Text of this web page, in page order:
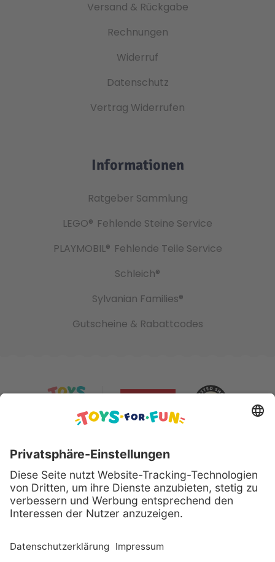
Versand & Rückgabe
Rechnungen
Widerruf
Datenschutz
Vertrag Widerrufen
Informationen
Ratgeber Sammlung
LEGO® Fehlende Steine Service
PLAYMOBIL® Fehlende Teile Service
Schleich®
Sylvanian Families®
Gutscheine & Rabattcodes
Sicher bezahlen mit:
Alle genannten Produkte und Logos sind eingetragene